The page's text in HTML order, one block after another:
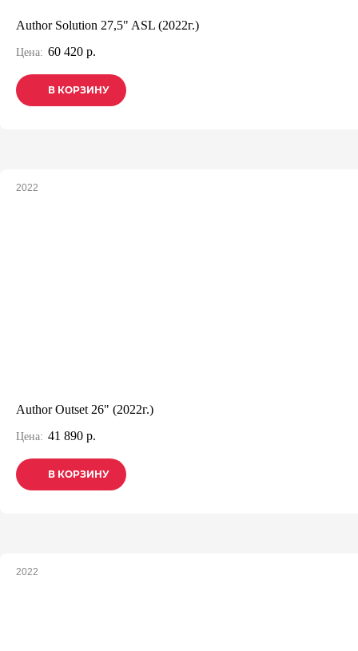
Author Solution 27,5" ASL (2022г.)
Цена: 60 420 р.
В КОРЗИНУ
В КОРЗИНУ
В КОРЗИНУ
2022
Author Outset 26" (2022г.)
Цена: 41 890 р.
В КОРЗИНУ
В КОРЗИНУ
В КОРЗИНУ
2022